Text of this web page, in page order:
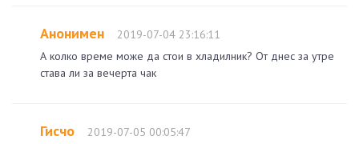
Анонимен
2019-07-04 23:16:11
А колко време може да стои в хладилник? От днес за утре
става ли за вечерта чак
Гисчо
2019-07-05 00:05:47